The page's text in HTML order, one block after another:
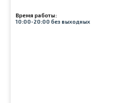
Время работы:
10:00-20:00 без выходных